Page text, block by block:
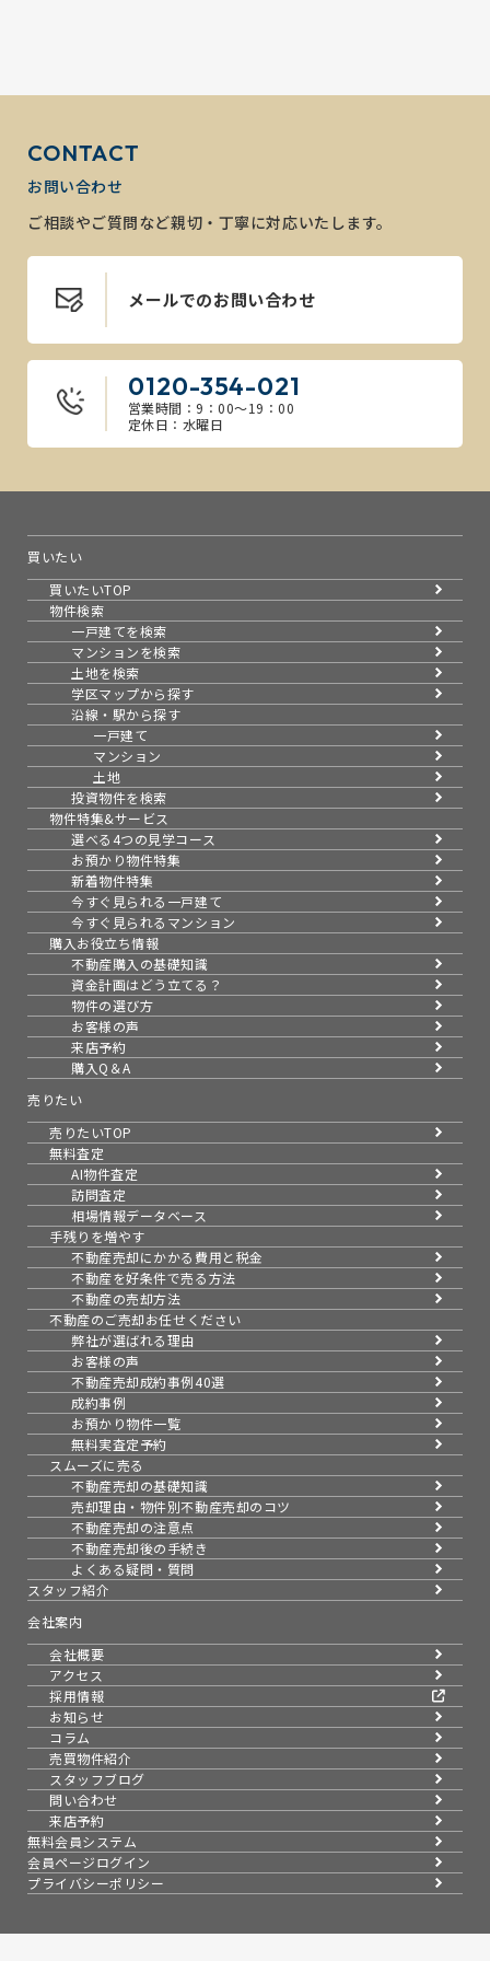
CONTACT
お問い合わせ
ご相談やご質問など親切・丁寧に対応いたします。
メールでのお問い合わせ
0120-354-021
営業時間：9：00～19：00
定休日：水曜日
買いたい
買いたいTOP
物件検索
一戸建てを検索
マンションを検索
土地を検索
学区マップから探す
沿線・駅から探す
一戸建て
マンション
土地
投資物件を検索
物件特集&サービス
選べる4つの見学コース
お預かり物件特集
新着物件特集
今すぐ見られる一戸建て
今すぐ見られるマンション
購入お役立ち情報
不動産購入の基礎知識
資金計画はどう立てる？
物件の選び方
お客様の声
来店予約
購入Q＆A
売りたい
売りたいTOP
無料査定
AI物件査定
訪問査定
相場情報データベース
手残りを増やす
不動産売却にかかる費用と税金
不動産を好条件で売る方法
不動産の売却方法
不動産のご売却お任せください
弊社が選ばれる理由
お客様の声
不動産売却成約事例40選
成約事例
お預かり物件一覧
無料実査定予約
スムーズに売る
不動産売却の基礎知識
売却理由・物件別不動産売却のコツ
不動産売却の注意点
不動産売却後の手続き
よくある疑問・質問
スタッフ紹介
会社案内
会社概要
アクセス
採用情報
お知らせ
コラム
売買物件紹介
スタッフブログ
問い合わせ
来店予約
無料会員システム
会員ページログイン
プライバシーポリシー